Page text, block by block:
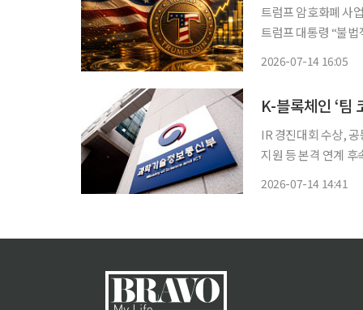
트럼프 암호화폐 사
트럼프 대통령 “불법
2026-07-14 16:05
IR 경진대회 수상,
지원 등 본격 연계 후속 지원 과학기술정보통신부(부총리 겸 장관
2026-07-14 14:41